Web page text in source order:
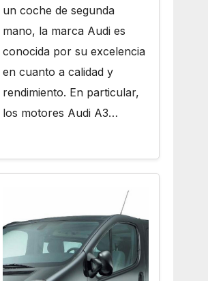
un coche de segunda
mano, la marca Audi es
conocida por su excelencia
en cuanto a calidad y
rendimiento. En particular,
los motores Audi A3…